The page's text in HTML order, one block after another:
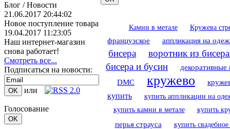
Блог / Новости
21.06.2017 20:44:02
Новое поступление товара
19.04.2017 11:23:05
Наш интернет-магазин
снова работает!
Смотреть все...
Подписаться на новости:
или
Голосование
Камни в метале Кружева
французское аппликация на
бисера
воротник из
бисера и бусин
декоративные
DMC кружево
купить
купить аппликации на
купить камни в метале
купить
перья страуса купить